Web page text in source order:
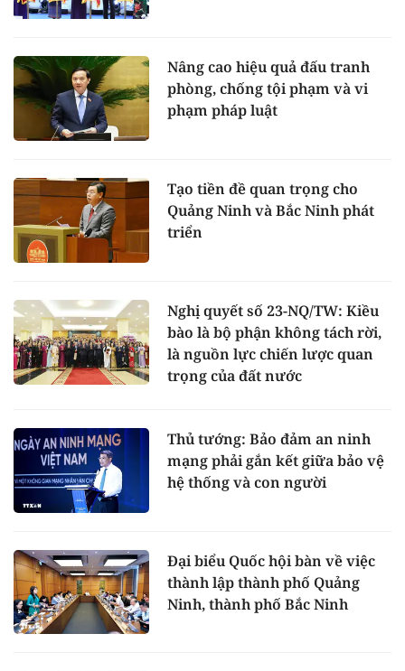
Nâng cao hiệu quả đấu tranh
phòng, chống tội phạm và vi
phạm pháp luật
Tạo tiền đề quan trọng cho
Quảng Ninh và Bắc Ninh phát
triển
Nghị quyết số 23-NQ/TW: Kiều
bào là bộ phận không tách rời,
là nguồn lực chiến lược quan
trọng của đất nước
Thủ tướng: Bảo đảm an ninh
mạng phải gắn kết giữa bảo vệ
hệ thống và con người
Đại biểu Quốc hội bàn về việc
thành lập thành phố Quảng
Ninh, thành phố Bắc Ninh